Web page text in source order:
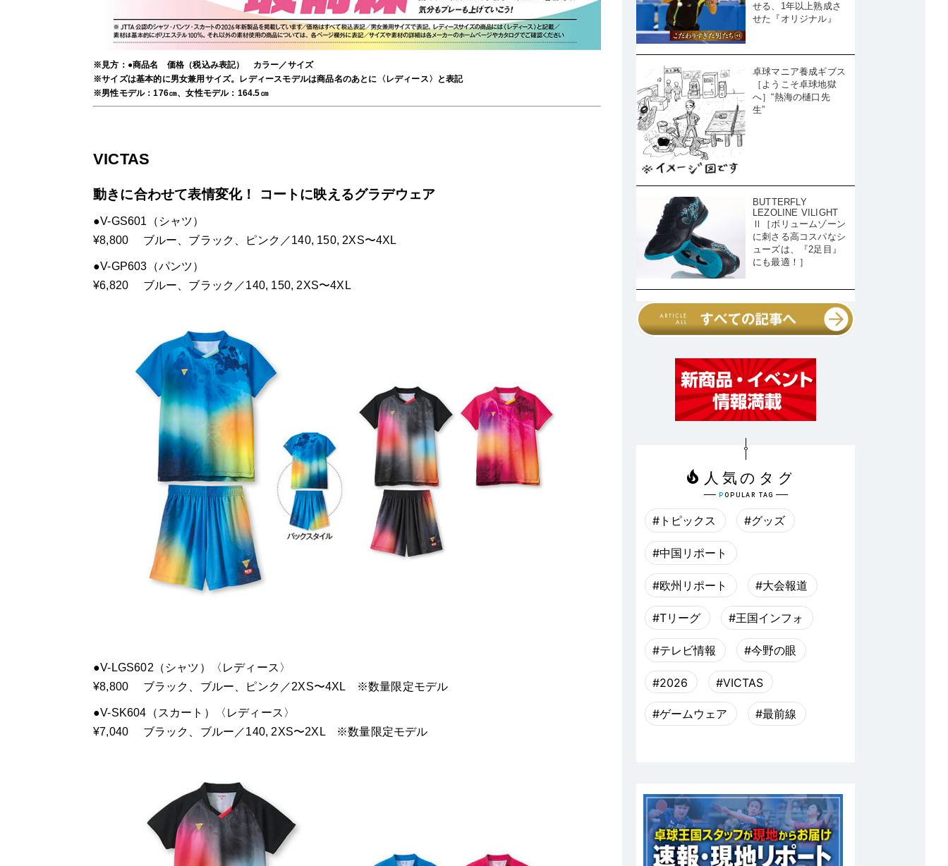
※見方：●商品名 価格（税込み表記） カラー／サイズ
※サイズは基本的に男女兼用サイズ。レディースモデルは商品名のあとに〈レディース〉と表記
※男性モデル：176㎝、女性モデル：164.5㎝
VICTAS
動きに合わせて表情変化！ コートに映えるグラデウェア
●V-GS601（シャツ）
¥8,800 ブルー、ブラック、ピンク／140, 150, 2XS〜4XL
●V-GP603（パンツ）
¥6,820 ブルー、ブラック／140, 150, 2XS〜4XL
●V-LGS602（シャツ）〈レディース〉
¥8,800 ブラック、ブルー、ピンク／2XS〜4XL ※数量限定モデル
●V-SK604（スカート）〈レディース〉
¥7,040 ブラック、ブルー／140, 2XS〜2XL ※数量限定モデル
せる、1年以上熟成さ
せた『オリジナル』
卓球マニア養成ギブス
［ようこそ卓球地獄
へ］“熱海の樋口先
生”
BUTTERFLY
LEZOLINE VILIGHT
Ⅱ［ボリュームゾーン
に刺さる高コスパなシ
ューズは、『2足目』
にも最適！］
#トピックス #グッズ
#中国リポート
#欧州リポート #大会報道
#Tリーグ #王国インフォ
#テレビ情報 #今野の眼
#2026 #VICTAS
#ゲームウェア #最前線